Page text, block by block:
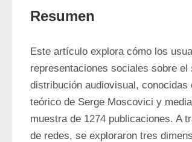
Resumen
Este artículo explora cómo los
representaciones sociales sobre el
distribución audiovisual, conocidas
teórico de Serge Moscovici y
muestra de 1274 publicaciones. A
de redes, se exploraron tres